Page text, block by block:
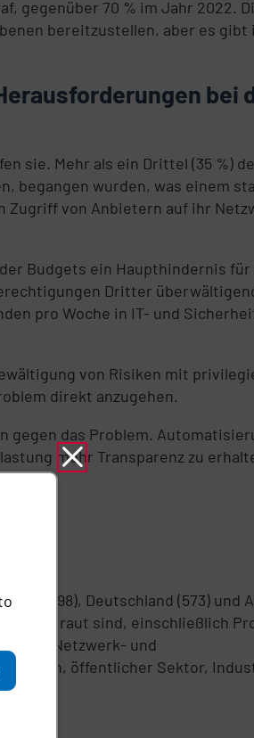
gegenüber 70 % im Jahr 2022.
bereitzustellen, aber es gibt
bei
sie. Mehr als ein Drittel (35 %)
begangen wurden, was einem
Zugriff von Anbietern auf ihr
Budgets ein Haupthindernis für
Dritter
pro Woche in IT- und
von Risiken mit
direkt anzugehen.
gegen das Problem.
mehr Transparenz zu
(398), Deutschland (573) und
vertraut sind, einschließlich
ihre Netzwerk- und
öffentlicher Sektor,